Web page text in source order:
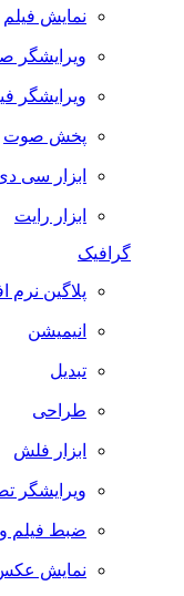
نمایش فیلم
ویرایشگر صوت
ویرایشگر فیلم
پخش صوت
ابزار سی دی
ابزار رایت
گرافیک
پلاگین نرم افزارها
انیمیشن
تبدیل
طراحی
ابزار فلش
ویرایشگر تصویر
ضبط فيلم و عكس
نمایش عکس